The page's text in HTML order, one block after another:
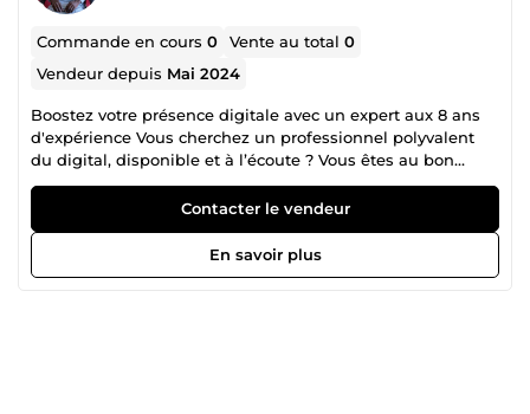
Commande en cours0 Vente au total0
Vendeur depuis Mai 2024
Boostez votre présence digitale avec un expert aux 8 ans
d'expérience Vous cherchez un professionnel polyvalent
du digital, disponible et à l’écoute ? Vous êtes au bon
endroit ! Avec plus de 8 ans d’expérience dans le domaine
du digital et des réseaux sociaux, je vous propose des
services sur-mesure pour donner vie à vos idées et
propulser votre image de marque. Voici ce que je peux
faire pour vous : Création de logo 3D professionnel :
Contacter le vendeur
En savoir plus